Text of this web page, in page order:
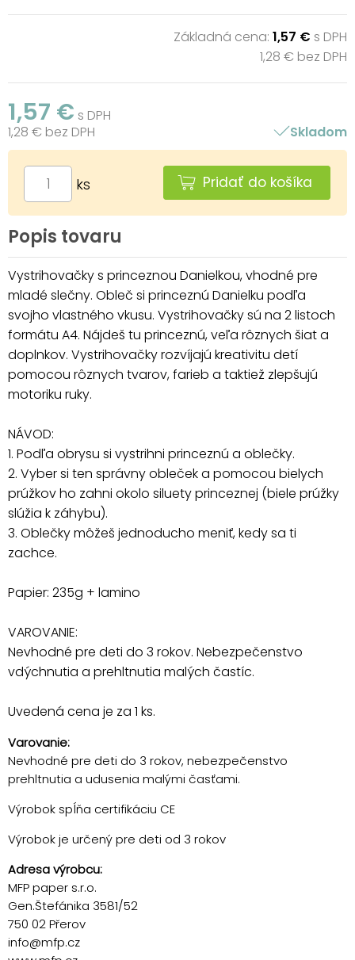
Základná cena: 1,57 € s DPH
1,28 € bez DPH
1,57 € s DPH
1,28 € bez DPH
Skladom
ks Pridať do košíka
Popis tovaru
Vystrihovačky s princeznou Danielkou, vhodné pre
mladé slečny. Obleč si princeznú Danielku podľa
svojho vlastného vkusu. Vystrihovačky sú na 2 listoch
formátu A4. Nájdeš tu princeznú, veľa rôznych šiat a
doplnkov. Vystrihovačky rozvíjajú kreativitu detí
pomocou rôznych tvarov, farieb a taktiež zlepšujú
motoriku ruky.
NÁVOD:
1. Podľa obrysu si vystrihni princeznú a oblečky.
2. Vyber si ten správny obleček a pomocou bielych
prúžkov ho zahni okolo siluety princeznej (biele prúžky
slúžia k záhybu).
3. Oblečky môžeš jednoducho meniť, kedy sa ti
zachce.
Papier: 235g + lamino
VAROVANIE:
Nevhodné pre deti do 3 rokov. Nebezpečenstvo
vdýchnutia a prehltnutia malých častíc.
Uvedená cena je za 1 ks.
Varovanie:
Nevhodné pre deti do 3 rokov, nebezpečenstvo
prehltnutia a udusenia malými časťami.
Výrobok spĺňa certifikáciu CE
Výrobok je určený pre deti od 3 rokov
Adresa výrobcu:
MFP paper s.r.o.
Gen.Štefánika 3581/52
750 02 Přerov
info@mfp.cz